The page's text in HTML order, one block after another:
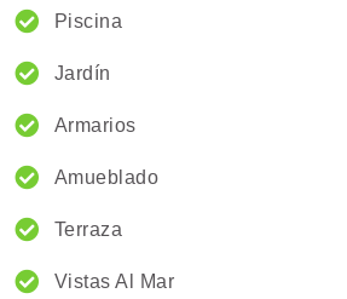
Piscina
Jardín
Armarios
Amueblado
Terraza
Vistas Al Mar